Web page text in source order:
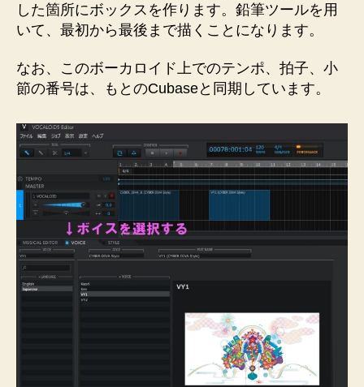
した箇所にボックスを作ります。鉛筆ツールを用
いて、最初から最後まで描くことになります。
なお、このボーカロイド上でのテンポ、拍子、小
節の番号は、もとのCubaseと同期しています。